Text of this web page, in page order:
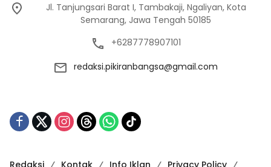
Jl. Tanjungsari Barat I, Tambakaji, Ngaliyan, Kota
Semarang, Jawa Tengah 50185
+6287778907101
redaksi.pikiranbangsa@gmail.com
Redaksi Kontak Info Iklan Privacy Policy